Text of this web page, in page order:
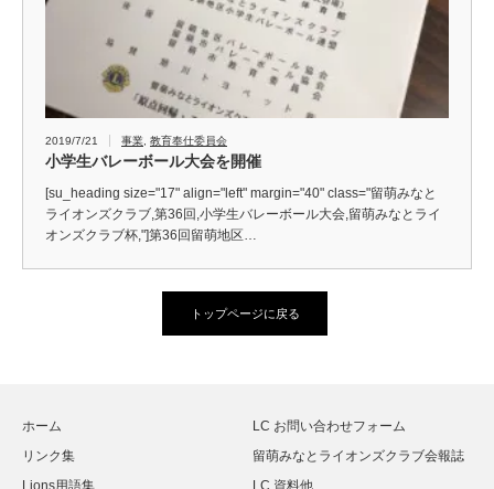
2019/7/21 事業 教育奉仕委員会
小学生バレーボール大会を開催
[su_heading size="17" align="left" margin="40" class="留萌みなと
ライオンズクラブ,第36回,小学生バレーボール大会,留萌みなとライ
オンズクラブ杯,"]第36回留萌地区…
トップページに戻る
ホーム
LC お問い合わせフォーム
リンク集
留萌みなとライオンズクラブ会報誌
Lions用語集
LC 資料他